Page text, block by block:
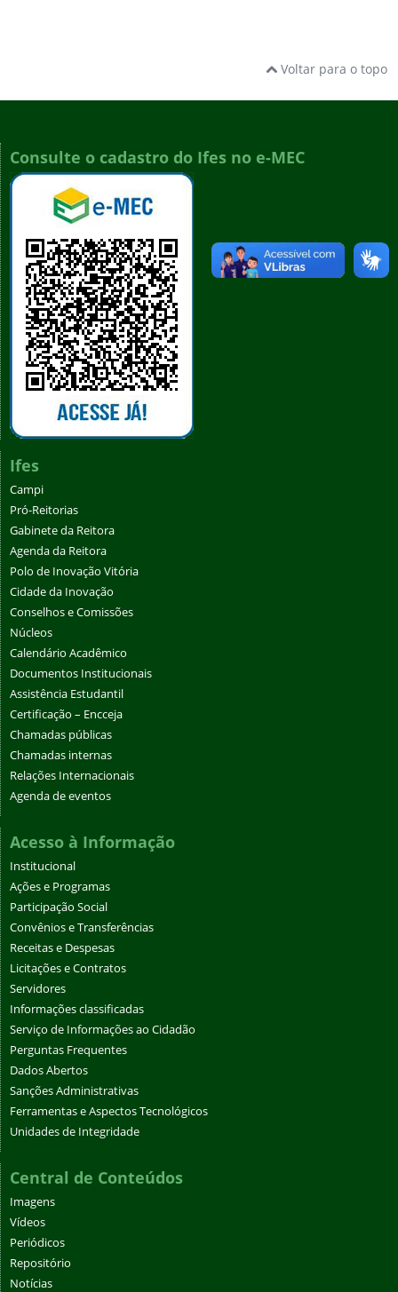
Voltar para o topo
Consulte o cadastro do Ifes no e-MEC
Ifes
Campi
Pró-Reitorias
Gabinete da Reitora
Agenda da Reitora
Polo de Inovação Vitória
Cidade da Inovação
Conselhos e Comissões
Núcleos
Calendário Acadêmico
Documentos Institucionais
Assistência Estudantil
Certificação – Encceja
Chamadas públicas
Chamadas internas
Relações Internacionais
Agenda de eventos
Acesso à Informação
Institucional
Ações e Programas
Participação Social
Convênios e Transferências
Receitas e Despesas
Licitações e Contratos
Servidores
Informações classificadas
Serviço de Informações ao Cidadão
Perguntas Frequentes
Dados Abertos
Sanções Administrativas
Ferramentas e Aspectos Tecnológicos
Unidades de Integridade
Central de Conteúdos
Imagens
Vídeos
Periódicos
Repositório
Notícias